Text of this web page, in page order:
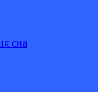
сна